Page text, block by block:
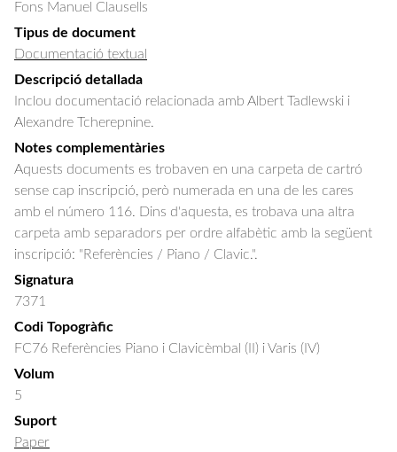
Fons Manuel Clausells
Tipus de document
Documentació textual
Descripció detallada
Inclou documentació relacionada amb Albert Tadlewski i
Alexandre Tcherepnine.
Notes complementàries
Aquests documents es trobaven en una carpeta de cartró
sense cap inscripció, però numerada en una de les cares
amb el número 116. Dins d'aquesta, es trobava una altra
carpeta amb separadors per ordre alfabètic amb la següent
inscripció: "Referències / Piano / Clavic.".
Signatura
7371
Codi Topogràfic
FC76 Referències Piano i Clavicèmbal (II) i Varis (IV)
Volum
5
Suport
Paper